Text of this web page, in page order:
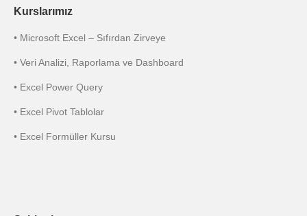
Kurslarımız
• Microsoft Excel – Sıfırdan Zirveye
• Veri Analizi, Raporlama ve Dashboard
• Excel Power Query
• Excel Pivot Tablolar
• Excel Formüller Kursu